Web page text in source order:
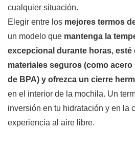
cualquier situación.
Elegir entre los mejores termos
un modelo que mantenga la
excepcional durante horas,
materiales seguros (como
de BPA) y ofrezca un cierre
en el interior de la mochila. Un
inversión en tu hidratación y en la
experiencia al aire libre.